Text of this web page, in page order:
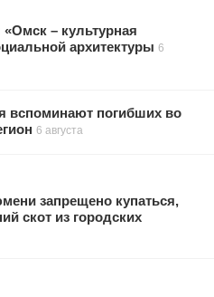
– культурная
архитектуры 6
вспоминают погибших во
6 августа
запрещено купаться,
скот из городских